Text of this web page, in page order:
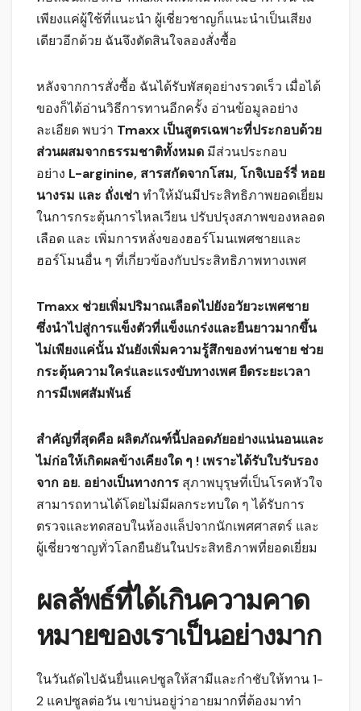
เพียงแค่ผู้ใช้ที่แนะนำ ผู้เชี่ยวชาญก็แนะนำเป็นเสียง
เดียวอีกด้วย ฉันจึงตัดสินใจลองสั่งซื้อ
หลังจากการสั่งซื้อ ฉันได้รับพัสดุอย่างรวดเร็ว เมื่อได้
ของก็ได้อ่านวิธีการทานอีกครั้ง อ่านข้อมูลอย่าง
ละเอียด พบว่า Tmaxx เป็นสูตรเฉพาะที่ประกอบด้วย
ส่วนผสมจากธรรมชาติทั้งหมด มีส่วนประกอบ
อย่าง L-arginine, สารสกัดจากโสม, โกจิเบอร์รี่ หอย
นางรม และ ถั่งเช่าทำให้มันมีประสิทธิภาพยอดเยี่ยม
ในการกระตุ้นการไหลเวียน ปรับปรุงสภาพของหลอด
เลือด และ เพิ่มการหลั่งของฮอร์โมนเพศชายและ
ฮอร์โมนอื่น ๆ ที่เกี่ยวข้องกับประสิทธิภาพทางเพศ
Tmaxx ช่วยเพิ่มปริมาณเลือดไปยังอวัยวะเพศชาย
ซึ่งนำไปสู่การแข็งตัวที่แข็งแกร่งและยืนยาวมากขึ้น
ไม่เพียงแค่นั้น มันยังเพิ่มความรู้สึกของท่านชาย ช่วย
กระตุ้นความใคร่และแรงขับทางเพศ ยืดระยะเวลา
การมีเพศสัมพันธ์
สำคัญที่สุดคือ ผลิตภัณฑ์นี้ปลอดภัยอย่างแน่นอนและ
ไม่ก่อให้เกิดผลข้างเคียงใด ๆ ! เพราะได้รับใบรับรอง
จาก อย. อย่างเป็นทางการ สุภาพบุรุษที่เป็นโรคหัวใจ
สามารถทานได้โดยไม่มีผลกระทบใด ๆ ได้รับการ
ตรวจและทดสอบในห้องแล็ปจากนักเพศศาสตร์ และ
ผู้เชี่ยวชาญทั่วโลกยืนยันในประสิทธิภาพที่ยอดเยี่ยม
ผลลัพธ์ที่ได้เกินความคาด
หมายของเราเป็นอย่างมาก
ในวันถัดไปฉันยื่นแคปซูลให้สามีและกำชับให้ทาน 1-
2 แคปซูลต่อวัน เขาบ่นอยู่ว่าอายมากที่ต้องมาทำ